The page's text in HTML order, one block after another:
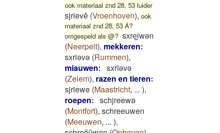
ook materiaal znd 28, 53 luider
sjrievĕ (Vroenhoven), ook
materiaal znd 28, 53 Á?
omgespeld als @? sxreͅi̯wən
(Neerpelt), mekkeren:
sxriǝvǝ (Rummen),
miauwen: sxrīəvə
(Zelem), razen en tieren:
sjriewe (Maastricht, ... ),
roepen: schjreewə
(Montfort), schreeuwen
(Meeuwen, ... ),